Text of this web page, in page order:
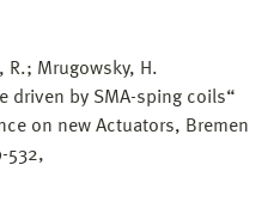
Mrugowsky, H.
driven by SMA-sping coils“
on new Actuators, Bremen
532,